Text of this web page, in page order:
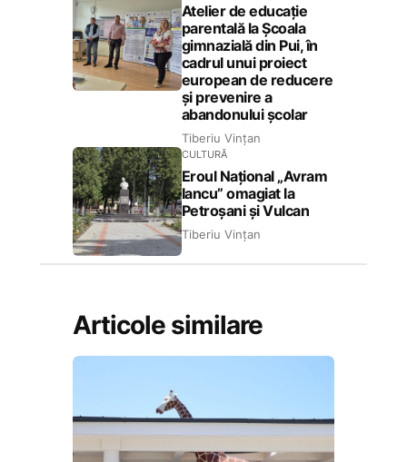
Atelier de educație
parentală la Școala
gimnazială din Pui, în
cadrul unui proiect
european de reducere
și prevenire a
abandonului școlar
Tiberiu Vințan
CULTURĂ
Eroul Național „Avram
Iancu” omagiat la
Petroșani și Vulcan
Tiberiu Vințan
Articole similare